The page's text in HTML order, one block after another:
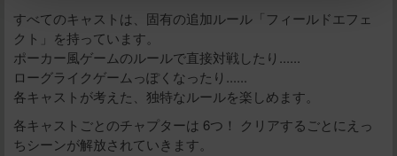
立刻支付
すべてのキャストは、固有の追加ルール「フィールドエフェ
クト」を持っています。
ポーカー風ゲームのルールで直接対戦したり......
ローグライクゲームっぽくなったり......
各キャストが考えた、独特なルールを楽しめます。
各キャストごとのチャプターは 6つ！ クリアするごとにえっ
ちシーンが解放されていきます。